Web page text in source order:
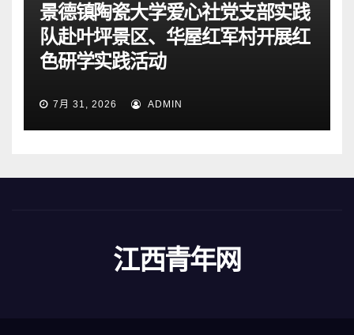
景德镇陶瓷大学爱心社党支部实践
队赴叶坪景区、华屋红军村开展红
色研学实践活动
7月 31, 2026 ADMIN
江西青年网